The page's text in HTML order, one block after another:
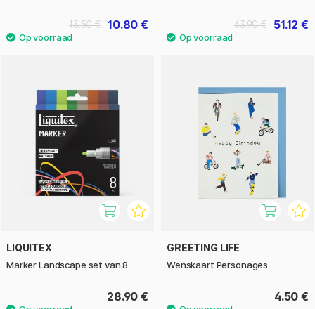
10.80 €
13.50 € 51.12 €
63.90 €
LIQUITEX
Marker Landscape set van 8
28.90 €
GREETING LIFE
Wenskaart Personages
4.50 €